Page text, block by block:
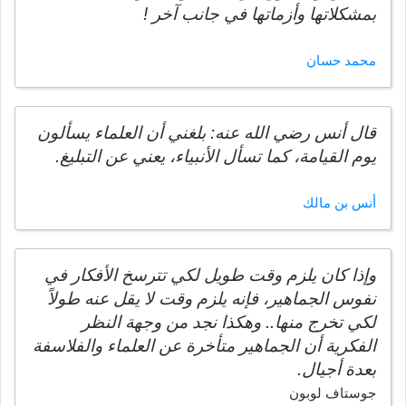
بمشكلاتها وأزماتها في جانب آخر !
محمد حسان
قال أنس رضي الله عنه: بلغني أن العلماء يسألون
يوم القيامة، كما تسأل الأنبياء، يعني عن التبليغ.
أنس بن مالك
وإذا كان يلزم وقت طويل لكي تترسخ الأفكار في
نفوس الجماهير، فإنه يلزم وقت لا يقل عنه طولاً
لكي تخرج منها.. وهكذا نجد من وجهة النظر
الفكرية أن الجماهير متأخرة عن العلماء والفلاسفة
بعدة أجيال.
جوستاف لوبون